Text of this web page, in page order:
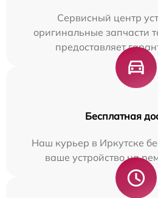
Сервисный центр
оригинальные запчасти
предоставляет
Бесплатная
Наш курьер в Иркутске
ваше устройство на